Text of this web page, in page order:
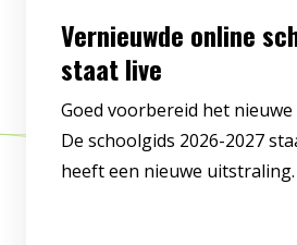
Vernieuwde online
staat live
Goed voorbereid het nieuwe
De schoolgids 2026-2027
heeft een nieuwe uitstraling.